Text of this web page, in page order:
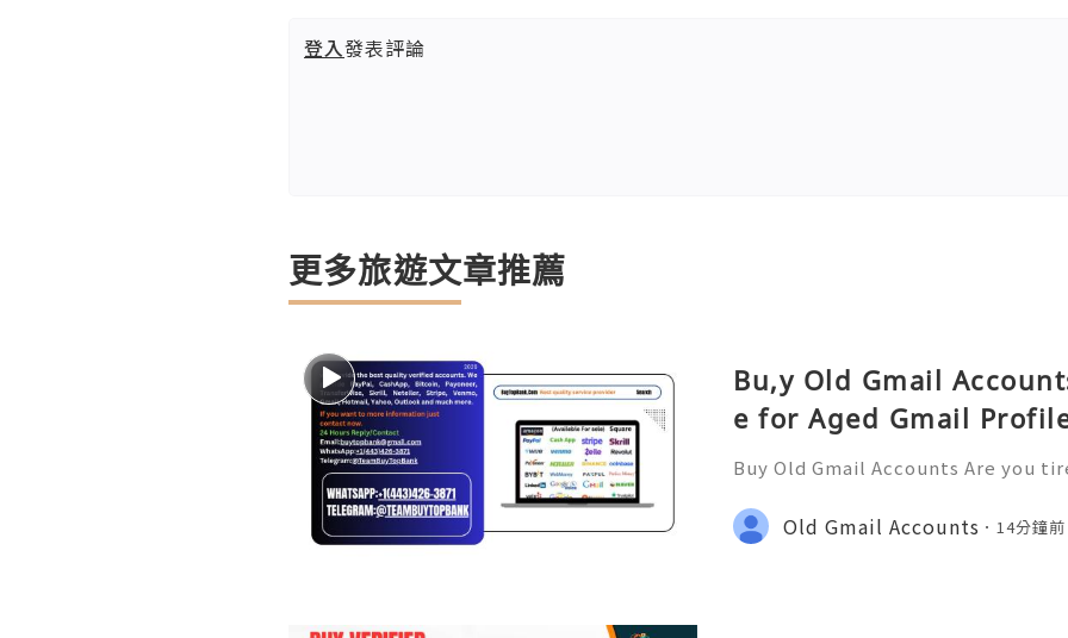
登入發表評論
更多旅遊文章推薦
Bu,y Old Gmail
e for Aged Gmail
Buy Old Gmail Accounts Are you
ost? Look no further; Buy old
olution for you! Also
Old Gmail Accounts 14分鐘前